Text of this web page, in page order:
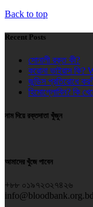
Back to top
Recent Posts
সোনালী রক্ত কী?
করোনা ভাইরাস
জন্ডিস প্রতিরোধে
হিমোগ্লোবিন? কি
নাম দিয়ে রক্তদাতা খুঁজুন
আমাদের খুঁজে পাবেন
+৮৮ ০১৯৭২৩২৭৪২৬
info@bloodbank.org.bd